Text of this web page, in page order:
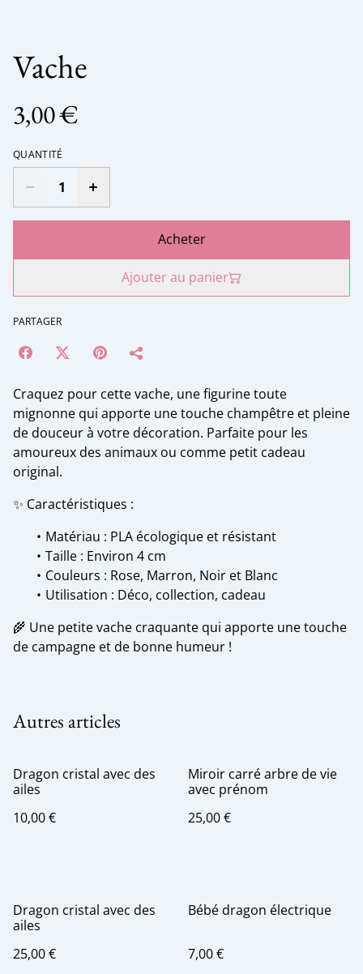
Vache
3,00 €
QUANTITÉ
Acheter
Ajouter au panier
PARTAGER
Craquez pour cette vache, une figurine toute
mignonne qui apporte une touche champêtre et pleine
de douceur à votre décoration. Parfaite pour les
amoureux des animaux ou comme petit cadeau
original.
✨ Caractéristiques :
Matériau : PLA écologique et résistant
Taille : Environ 4 cm
Couleurs : Rose, Marron, Noir et Blanc
Utilisation : Déco, collection, cadeau
🌾 Une petite vache craquante qui apporte une touche
de campagne et de bonne humeur !
Autres articles
Dragon cristal avec des
ailes
10,00 €
Miroir carré arbre de vie
avec prénom
25,00 €
Dragon cristal avec des
ailes
25,00 €
Bébé dragon électrique
7,00 €